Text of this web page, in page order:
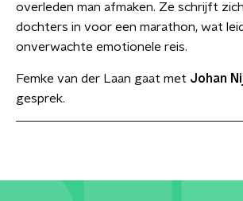
overleden man afmaken. Ze schrijft
dochters in voor een marathon, wat
onverwachte emotionele reis.
Femke van der Laan gaat met Johan
gesprek.